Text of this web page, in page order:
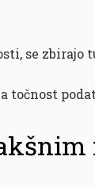
se
točnost